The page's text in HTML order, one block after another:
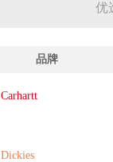
优
品牌
Carhartt
Dickies